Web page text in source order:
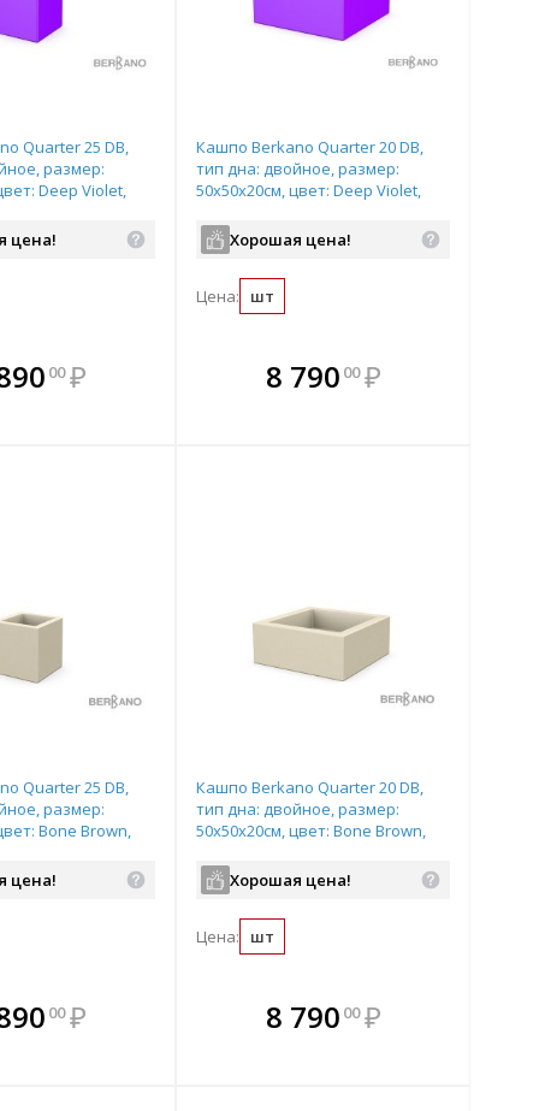
Quarter 25 DB,
размер:
Deep Violet,
цена!
00 ₽
В комплекте
всегда выгоднее!
Кашпо Berkano Quarter 20 DB,
тип дна: двойное, размер:
50x50x20см, цвет: Deep Violet,
Хорошая цена!
Цена: шт
комплекте
выгоднее!
8 790 00 ₽
Quarter 25 DB,
размер:
Bone Brown,
цена!
00 ₽
В комплекте
всегда выгоднее!
Кашпо Berkano Quarter 20 DB,
тип дна: двойное, размер:
50x50x20см, цвет: Bone Brown,
Хорошая цена!
Цена: шт
комплекте
выгоднее!
8 790 00 ₽